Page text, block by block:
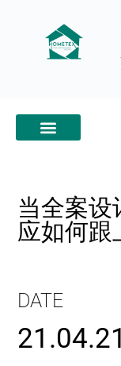
当全案设
应如何跟
DATE
21.04.21